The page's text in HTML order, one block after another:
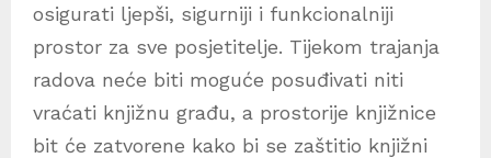
osigurati ljepši, sigurniji i funkcionalniji
prostor za sve posjetitelje. Tijekom trajanja
radova neće biti moguće posuđivati niti
vraćati knjižnu građu, a prostorije knjižnice
bit će zatvorene kako bi se zaštitio knjižni